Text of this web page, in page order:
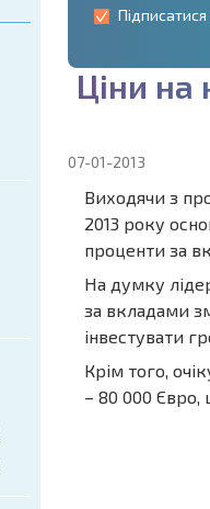
Ціни на
07-01-2013
Виходячи з
2013 року
проценти за
На думку
за вкладами
інвестувати
Крім того,
– 80 000 Євро,